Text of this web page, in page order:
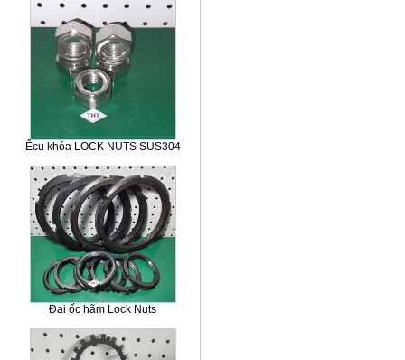
Êcu khóa LOCK NUTS SUS304
Đai ốc hãm Lock Nuts